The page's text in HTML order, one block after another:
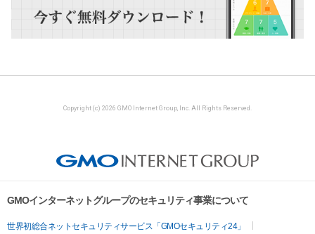
Copyright (c) 2026 GMO Internet Group, Inc. All Rights Reserved.
GMOインターネットグループのセキュリティ事業について
世界初総合ネットセキュリティサービス「GMOセキュリティ24」